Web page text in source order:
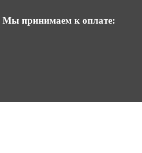
Мы принимаем к оплате: